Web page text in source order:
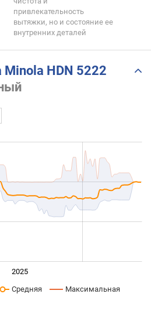
привлекательность
вытяжки, но и состояние ее
внутренних деталей
HDN 5222
2025
Средняя Максимальная